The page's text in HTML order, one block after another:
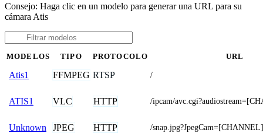
Consejo: Haga clic en un modelo para generar una URL para su
cámara Atis
MODELOS TIPO PROTOCOLO URL
Atis1 FFMPEG RTSP /
ATIS1 VLC HTTP /ipcam/
Unknown JPEG HTTP /snap.jpg?JpegCam=[CHANNEL]